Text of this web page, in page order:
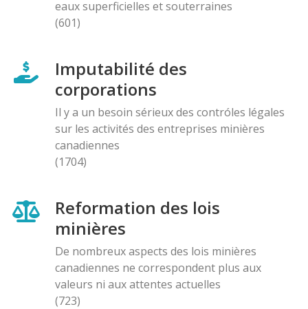
eaux superficielles et souterraines
(601)
Imputabilité des
corporations
Il y a un besoin sérieux des contróles légales
sur les activités des entreprises minières
canadiennes
(1704)
Reformation des lois
minières
De nombreux aspects des lois minières
canadiennes ne correspondent plus aux
valeurs ni aux attentes actuelles
(723)